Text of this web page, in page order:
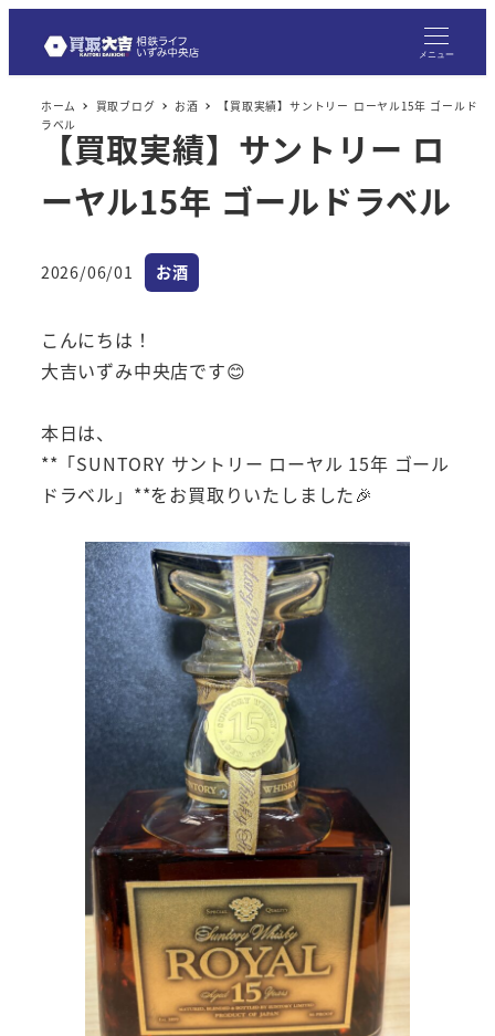
メニュー
ホーム 買取ブログ お酒
【買取実績】サントリー ローヤル15年 ゴールド
ラベル
【買取実績】サントリー ロ
ーヤル15年 ゴールドラベル
投稿日
2026/06/01 カテゴリー
お酒
こんにちは！
大吉いずみ中央店です😊
本日は、
**「SUNTORY サントリー ローヤル 15年 ゴール
ドラベル」**をお買取りいたしました🎉